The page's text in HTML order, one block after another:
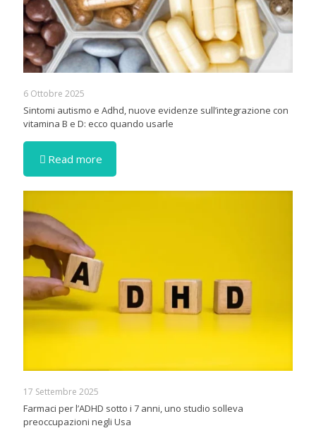
6 Ottobre 2025
Sintomi autismo e Adhd, nuove evidenze sull’integrazione con
vitamina B e D: ecco quando usarle
Read more
17 Settembre 2025
Farmaci per l’ADHD sotto i 7 anni, uno studio solleva
preoccupazioni negli Usa